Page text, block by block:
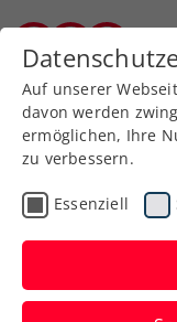
Zurück zur
Rollstuhltennis
Auf unserer
davon werden
ermöglichen, Ihre
zu verbessern.
Essenziell